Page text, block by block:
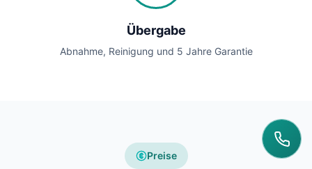
Übergabe
Abnahme, Reinigung und 5 Jahre Garantie
Preise